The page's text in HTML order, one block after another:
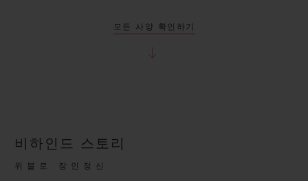
모든 사양 확인하기
비하인드 스토리
위블로 장인정신